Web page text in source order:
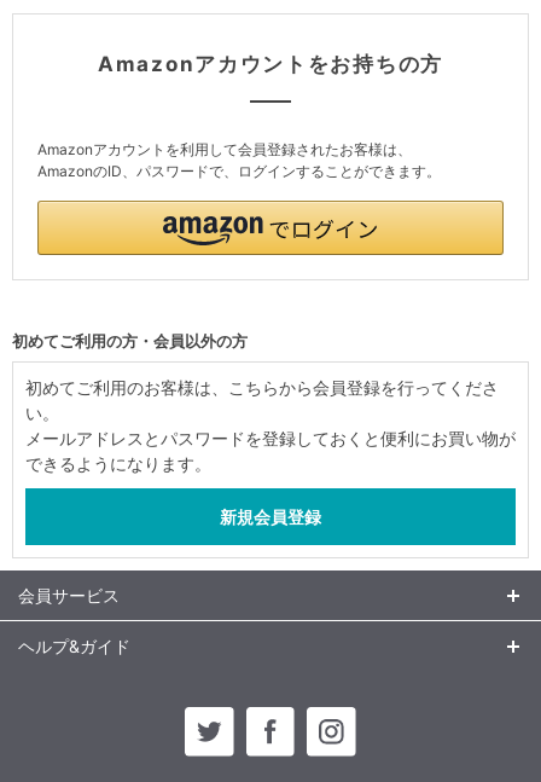
Amazonアカウントをお持ちの方
Amazonアカウントを利用して会員登録されたお客様は、
AmazonのID、パスワードで、ログインすることができます。
初めてご利用の方・会員以外の方
初めてご利用のお客様は、こちらから会員登録を行ってくださ
い。
メールアドレスとパスワードを登録しておくと便利にお買い物が
できるようになります。
会員サービス
ヘルプ&ガイド